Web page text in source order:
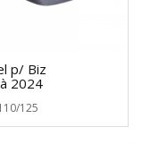
p/ Biz
2024
125